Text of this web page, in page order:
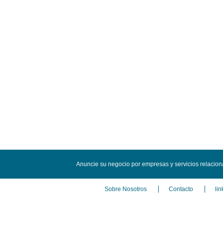
Anuncie su negocio por empresas y servicios
Sobre Nosotros Contacto